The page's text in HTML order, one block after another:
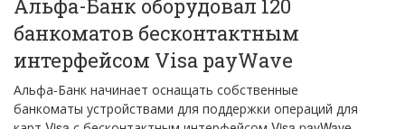
Альфа-Банк оборудовал 120
банкоматов бесконтактным
интерфейсом Visa payWave
Альфа-Банк начинает оснащать собственные
банкоматы устройствами для поддержки операций для